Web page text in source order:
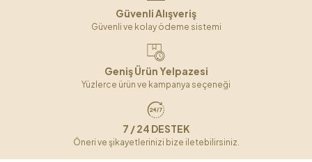
Güvenli Alışveriş
Güvenli ve kolay ödeme sistemi
Geniş Ürün Yelpazesi
Yüzlerce ürün ve kampanya seçeneği
7 / 24 DESTEK
Öneri ve şikayetlerinizi bize iletebilirsiniz.